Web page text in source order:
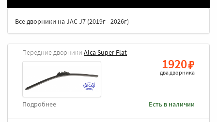
Все дворники на JAC J7 (2019г - 2026г)
Передние дворники Alca Super Flat
1920
два дворника
Есть в наличии
Подробнее